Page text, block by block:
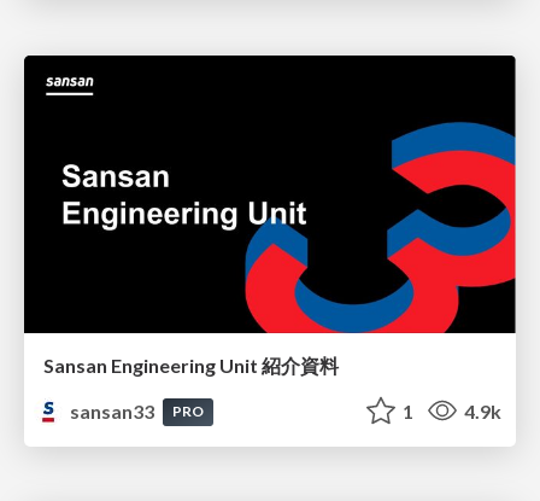
Sansan Engineering Unit 紹介資料
sansan33
PRO 1 4.9k